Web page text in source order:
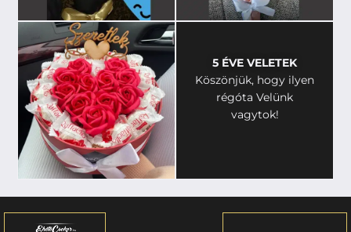
5 ÉVE VELETEK
Köszönjük, hogy ilyen
régóta Velünk
vagytok!